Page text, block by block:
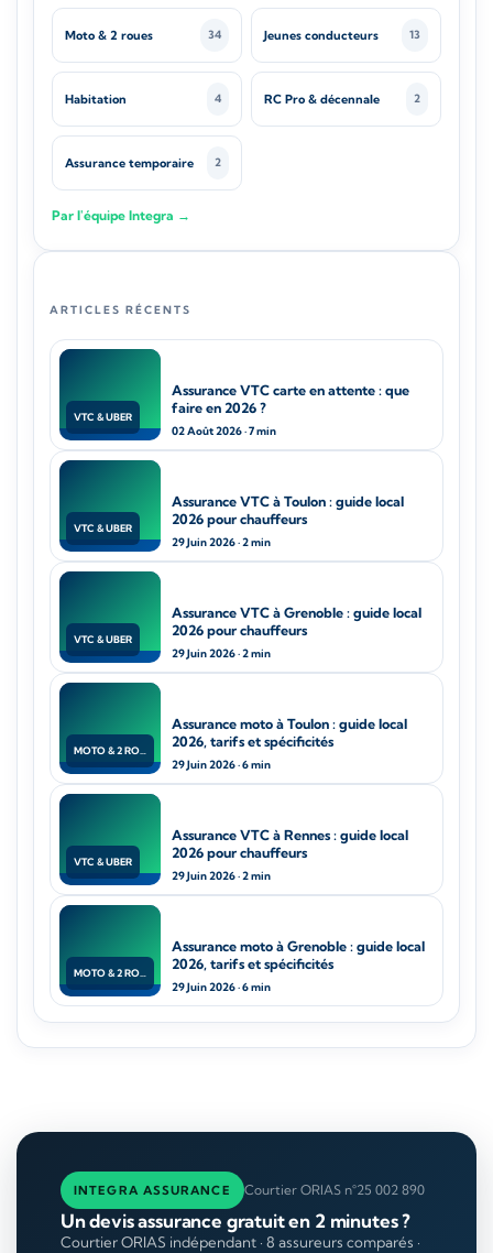
Moto & 2 roues 34 Jeunes conducteurs 13
Habitation 4 RC Pro & décennale 2
Assurance temporaire 2
Par l'équipe Integra →
ARTICLES RÉCENTS
VTC & UBER
Assurance VTC carte en attente : que
faire en 2026 ?
02 Août 2026 · 7 min
VTC & UBER
Assurance VTC à Toulon : guide local
2026 pour chauffeurs
29 Juin 2026 · 2 min
VTC & UBER
Assurance VTC à Grenoble : guide local
2026 pour chauffeurs
29 Juin 2026 · 2 min
Assurance moto à Toulon : guide local
2026, tarifs et spécificités
29 Juin 2026 · 6 min
VTC & UBER
Assurance VTC à Rennes : guide local
2026 pour chauffeurs
29 Juin 2026 · 2 min
Assurance moto à Grenoble : guide local
2026, tarifs et spécificités
29 Juin 2026 · 6 min
INTEGRA ASSURANCE Courtier ORIAS n°25 002 890
Un devis assurance gratuit en 2 minutes ?
Courtier ORIAS indépendant · 8 assureurs comparés ·